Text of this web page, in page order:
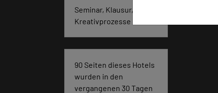
Seminar, Klausur, Event,
Kreativprozesse
90 Seiten dieses Hotels
wurden in den
vergangenen 30 Tagen